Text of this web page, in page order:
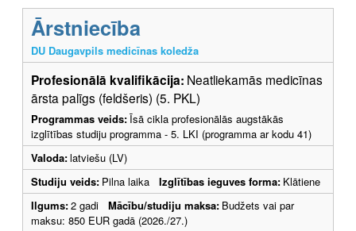
Ārstniecība
DU Daugavpils medicīnas koledža
Profesionālā kvalifikācija: Neatliekamās medicīnas
ārsta palīgs (feldšeris) (5. PKL)
Programmas veids:Īsā cikla profesionālās augstākās
izglītības studiju programma - 5. LKI (programma ar kodu 41)
Valoda:latviešu (LV)
Studiju veids: Pilna laika Izglītības ieguves forma: Klātiene
Ilgums:2 gadi Mācību/studiju maksa: Budžets vai par
maksu: 850 EUR gadā (2026./27.)